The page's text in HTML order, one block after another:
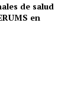
de salud
en